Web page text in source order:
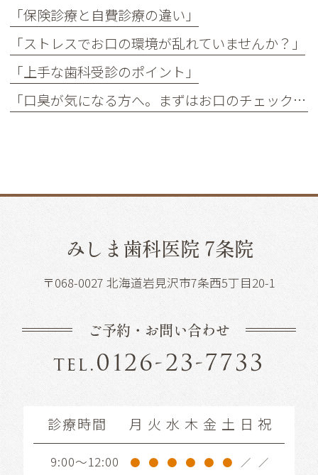
「保険診療と自費診療の違い」
「ストレスでお口の環境が乱れていませんか？」
「上手な歯科受診のポイント」
「口臭が気になる方へ。まずはお口のチェックを」
みしま歯科医院 7条院
〒068-0027 北海道岩見沢市7条西5丁目20-1
ご予約・お問い合わせ
tel.0126-23-7733
診療時間 月 火 水 木 金 土 日 祝
9:00～12:00 ● ● ● ● ● ● ／ ／